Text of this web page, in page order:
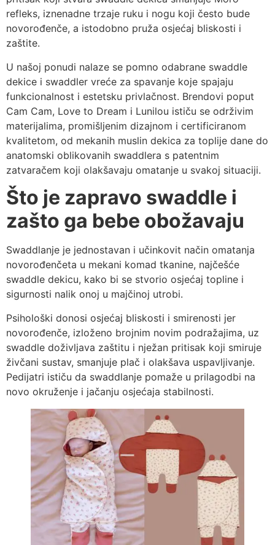
refleks, iznenadne trzaje ruku i nogu koji često bude
novorođenče, a istodobno pruža osjećaj bliskosti i
zaštite.
U našoj ponudi nalaze se pomno odabrane swaddle
dekice i swaddler vreće za spavanje koje spajaju
funkcionalnost i estetsku privlačnost. Brendovi poput
Cam Cam, Love to Dream i Lunilou ističu se održivim
materijalima, promišljenim dizajnom i certificiranom
kvalitetom, od mekanih muslin dekica za toplije dane do
anatomski oblikovanih swaddlera s patentnim
zatvaračem koji olakšavaju omatanje u svakoj situaciji.
Što je zapravo swaddle i
zašto ga bebe obožavaju
Swaddlanje je jednostavan i učinkovit način omatanja
novorođenčeta u mekani komad tkanine, najčešće
swaddle dekicu, kako bi se stvorio osjećaj topline i
sigurnosti nalik onoj u majčinoj utrobi.
Psihološki donosi osjećaj bliskosti i smirenosti jer
novorođenče, izloženo brojnim novim podražajima, uz
swaddle doživljava zaštitu i nježan pritisak koji smiruje
živčani sustav, smanjuje plač i olakšava uspavljivanje.
Pedijatri ističu da swaddlanje pomaže u prilagodbi na
novo okruženje i jačanju osjećaja stabilnosti.